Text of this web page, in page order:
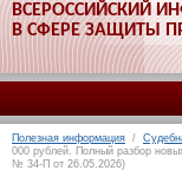
ВСЕРОССИЙСКИЙ
В СФЕРЕ ЗАЩИТЫ
Полезная информация /
000 рублей. Полный разбор
№ 34-П от 26.05.2026)